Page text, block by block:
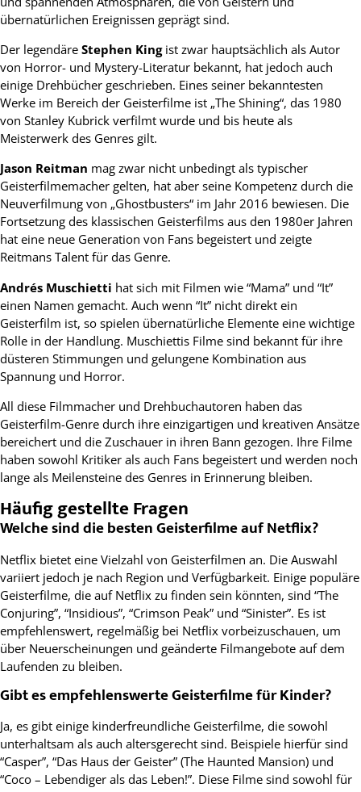
übernatürlichen Ereignissen geprägt sind.
Der legendäre Stephen Kingist zwar hauptsächlich als Autor
von Horror- und Mystery-Literatur bekannt, hat jedoch auch
einige Drehbücher geschrieben. Eines seiner bekanntesten
Werke im Bereich der Geisterfilme ist „The Shining“, das 1980
von Stanley Kubrick verfilmt wurde und bis heute als
Meisterwerk des Genres gilt.
Jason Reitman mag zwar nicht unbedingt als typischer
Geisterfilmemacher gelten, hat aber seine Kompetenz durch die
Neuverfilmung von „Ghostbusters“ im Jahr 2016 bewiesen. Die
Fortsetzung des klassischen Geisterfilms aus den 1980er Jahren
hat eine neue Generation von Fans begeistert und zeigte
Reitmans Talent für das Genre.
Andrés Muschietti hat sich mit Filmen wie “Mama” und “It”
einen Namen gemacht. Auch wenn “It” nicht direkt ein
Geisterfilm ist, so spielen übernatürliche Elemente eine wichtige
Rolle in der Handlung. Muschiettis Filme sind bekannt für ihre
düsteren Stimmungen und gelungene Kombination aus
Spannung und Horror.
All diese Filmmacher und Drehbuchautoren haben das
Geisterfilm-Genre durch ihre einzigartigen und kreativen Ansätze
bereichert und die Zuschauer in ihren Bann gezogen. Ihre Filme
haben sowohl Kritiker als auch Fans begeistert und werden noch
lange als Meilensteine des Genres in Erinnerung bleiben.
Häufig gestellte Fragen
Welche sind die besten Geisterfilme auf Netflix?
Netflix bietet eine Vielzahl von Geisterfilmen an. Die Auswahl
variiert jedoch je nach Region und Verfügbarkeit. Einige populäre
Geisterfilme, die auf Netflix zu finden sein könnten, sind “The
Conjuring”, “Insidious”, “Crimson Peak” und “Sinister”. Es ist
empfehlenswert, regelmäßig bei Netflix vorbeizuschauen, um
über Neuerscheinungen und geänderte Filmangebote auf dem
Laufenden zu bleiben.
Gibt es empfehlenswerte Geisterfilme für Kinder?
Ja, es gibt einige kinderfreundliche Geisterfilme, die sowohl
unterhaltsam als auch altersgerecht sind. Beispiele hierfür sind
“Casper”, “Das Haus der Geister” (The Haunted Mansion) und
“Coco – Lebendiger als das Leben!”. Diese Filme sind sowohl für